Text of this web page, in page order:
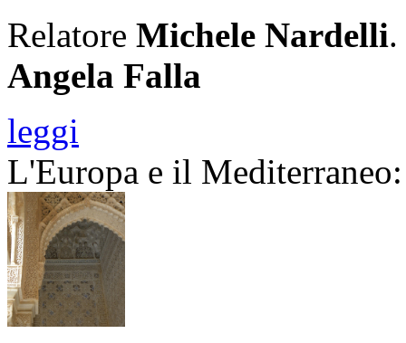
Relatore Michele Nardelli
Angela Falla
leggi
L'Europa e il